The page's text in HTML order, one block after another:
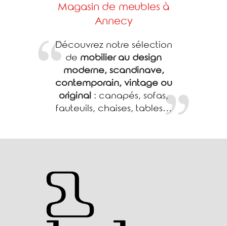
Magasin de meubles à
Annecy
Découvrez notre sélection
de mobilier au design
moderne, scandinave,
contemporain, vintage ou
original : canapés, sofas,
fauteuils, chaises, tables…